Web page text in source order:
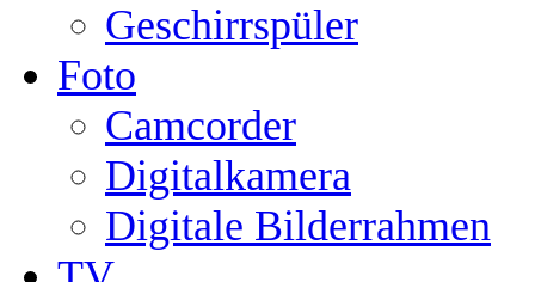
Geschirrspüler
Foto
Camcorder
Digitalkamera
Digitale Bilderrahmen